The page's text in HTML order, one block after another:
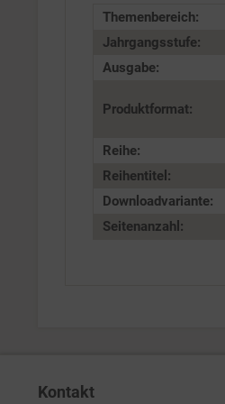
Themenbereich:
Jahrgangsstufe:
Ausgabe:
Produktformat:
Reihe:
Reihentitel:
Downloadvariante:
Seitenanzahl:
Kontakt